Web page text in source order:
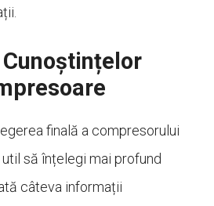
finală a compresorului
să înțelegi mai profund
câteva informații